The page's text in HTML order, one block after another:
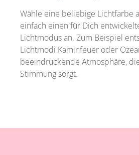
Wähle eine beliebige Lichtfarbe
einfach einen für Dich
Lichtmodus an. Zum Beispiel
Lichtmodi Kaminfeuer oder
beeindruckende Atmosphäre,
Stimmung sorgt.